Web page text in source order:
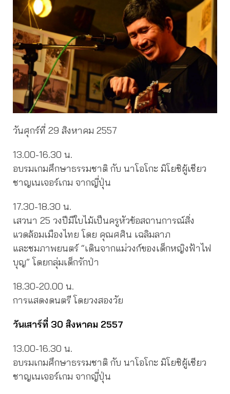
วันศุกร์ที่ 29 สิงหาคม 2557
13.00-16.30 น.
อบรมเกมศึกษาธรรมชาติ กับ นาโอโกะ มิโยชิผู้เชียว
ชาญเนเจอร์เกม จากญี่ปุ่น
17.30-18.30 น.
เสวนา 25 วงปีมีใบไม้เป็นครูหัวข้อสถานการณ์สิ่ง
แวดล้อมเมืองไทย โดย คุณศศิน เฉลิมลาภ
และชมภาพยนตร์ “เดินจากแม่วงก์ของเด็กหญิงฟ้าไฟ
บุญ” โดยกลุ่มเด็กรักป่า
18.30-20.00 น.
การแสดงดนตรี โดยวงสองวัย
วันเสาร์ที่ 30 สิงหาคม 2557
13.00-16.30 น.
อบรมเกมศึกษาธรรมชาติ กับ นาโอโกะ มิโยชิผู้เชียว
ชาญเนเจอร์เกม จากญี่ปุ่น